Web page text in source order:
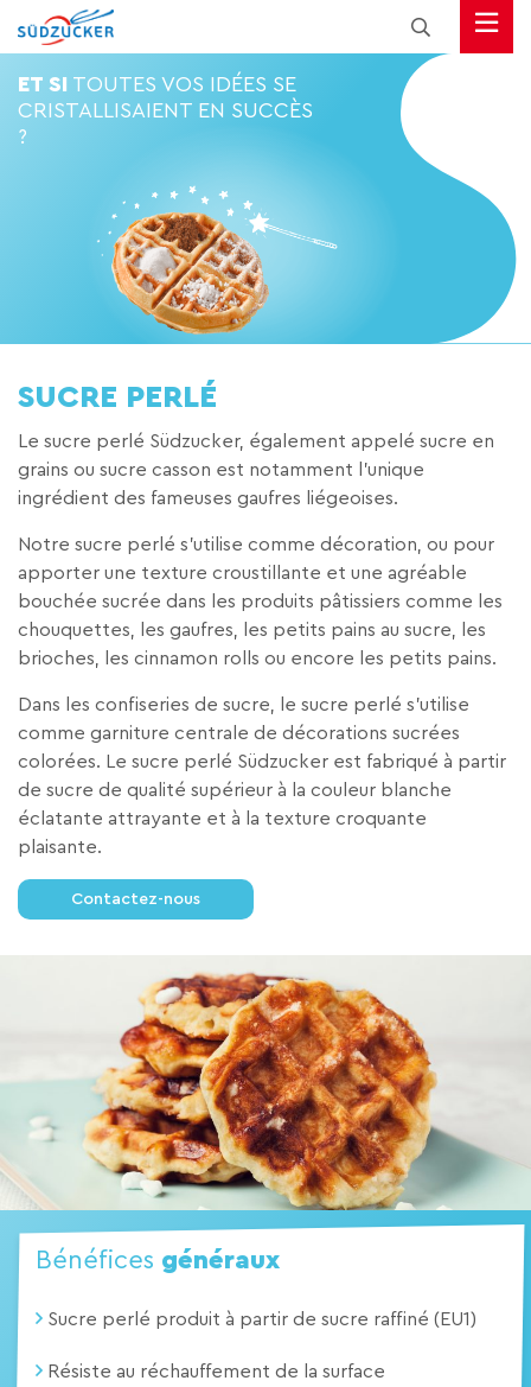
ET SI TOUTES VOS IDÉES SE
CRISTALLISAIENT EN SUCCÈS
?
SUCRE PERLÉ
Le sucre perlé Südzucker, également appelé sucre en
grains ou sucre casson est notamment l’unique
ingrédient des fameuses gaufres liégeoises.
Notre sucre perlé s’utilise comme décoration, ou pour
apporter une texture croustillante et une agréable
bouchée sucrée dans les produits pâtissiers comme les
chouquettes, les gaufres, les petits pains au sucre, les
brioches, les cinnamon rolls ou encore les petits pains.
Dans les confiseries de sucre, le sucre perlé s’utilise
comme garniture centrale de décorations sucrées
colorées. Le sucre perlé Südzucker est fabriqué à partir
de sucre de qualité supérieur à la couleur blanche
éclatante attrayante et à la texture croquante
plaisante.
Contactez-nous
Bénéfices généraux
Sucre perlé produit à partir de sucre raffiné (EU1)
Résiste au réchauffement de la surface